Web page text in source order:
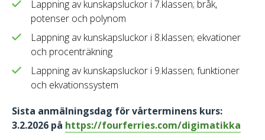
Lappning av kunskapsluckor i 7.klassen; bråk,
potenser och polynom
Lappning av kunskapsluckor i 8.klassen; ekvationer
och procenträkning
Lappning av kunskapsluckor i 9.klassen; funktioner
och ekvationssystem
Sista anmälningsdag för vårterminens kurs:
3.2.2026 på https://fourferries.com/digimatikka